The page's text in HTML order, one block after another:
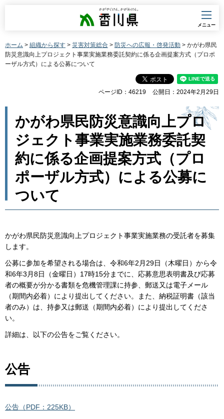
香川県
メニュー
ホーム > 組織から探す > 災害対策総合 > 防災への広報・啓発活動 > かがわ県民
防災意識向上プロジェクト事業実施業務委託契約に係る企画提案方式（プロポ
ーザル方式）による公募について
ページID：46219 公開日：2024年2月29日
かがわ県民防災意識向上プロ
ジェクト事業実施業務委託契
約に係る企画提案方式（プロ
ポーザル方式）による公募に
ついて
かがわ県民防災意識向上プロジェクト事業実施業務の受託者を募集
します。
公募に参加を希望される場合は、令和6年2月29日（木曜日）から令
和6年3月8日（金曜日）17時15分までに、応募意思表明書及び応募
者の概要が分かる書類を危機管理課に持参、郵送又は電子メール
（期間内必着）により提出してください。また、納税証明書（該当
者のみ）は、持参又は郵送（期間内必着）により提出してくださ
い。
詳細は、以下の公告をご覧ください。
公告
公告（PDF：225KB）